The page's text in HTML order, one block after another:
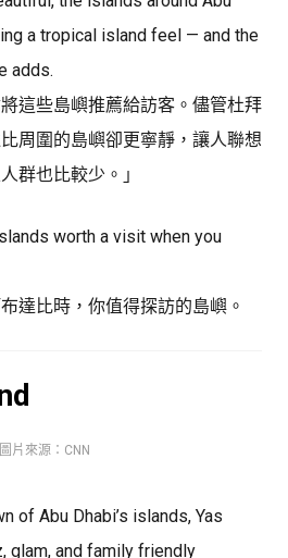
a tropical island feel — and the
adds.
這些島嶼推薦給訪客。儘管杜拜
周圍的島嶼卻更寧靜，讓人聯想
群也比較少。」
worth a visit when you
達比時，你值得探訪的島嶼。
圖片來源：CNN
of Abu Dhabi’s islands, Yas
glam, and family friendly